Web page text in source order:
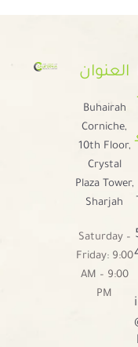
العنوان
Buhairah
Corniche,
10th Floor,
Crystal
Plaza Tower,
Sharjah
Saturday –
Friday: 9:00
AM – 9:00
PM